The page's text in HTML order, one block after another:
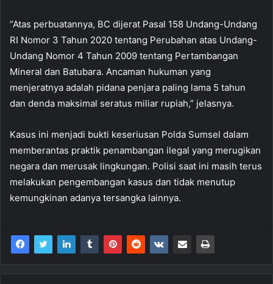
“Atas perbuatannya, BC dijerat Pasal 158 Undang-Undang
RI Nomor 3 Tahun 2020 tentang Perubahan atas Undang-
Undang Nomor 4 Tahun 2009 tentang Pertambangan
Mineral dan Batubara. Ancaman hukuman yang
menjeratnya adalah pidana penjara paling lama 5 tahun
dan denda maksimal seratus miliar rupiah,” jelasnya.
Kasus ini menjadi bukti keseriusan Polda Sumsel dalam
memberantas praktik penambangan ilegal yang merugikan
negara dan merusak lingkungan. Polisi saat ini masih terus
melakukan pengembangan kasus dan tidak menutup
kemungkinan adanya tersangka lainnya.